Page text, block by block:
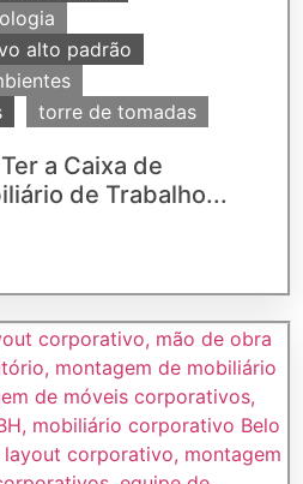
alto padrão
torre de tomadas
a Caixa de
de Trabalho...